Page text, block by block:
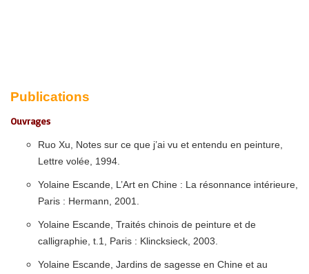
Publications
Ouvrages
Ruo Xu, Notes sur ce que j’ai vu et entendu en peinture,
Lettre volée, 1994.
Yolaine Escande, L’Art en Chine : La résonnance intérieure,
Paris : Hermann, 2001.
Yolaine Escande, Traités chinois de peinture et de
calligraphie, t.1, Paris : Klincksieck, 2003.
Yolaine Escande, Jardins de sagesse en Chine et au